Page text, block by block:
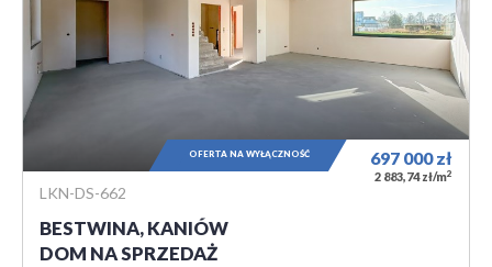
LKN-DS-662
BESTWINA, KANIÓW
DOM NA SPRZEDAŻ
697 000zł
2 883,74 zł/m2
OFERTA NA WYŁĄCZNOŚĆ